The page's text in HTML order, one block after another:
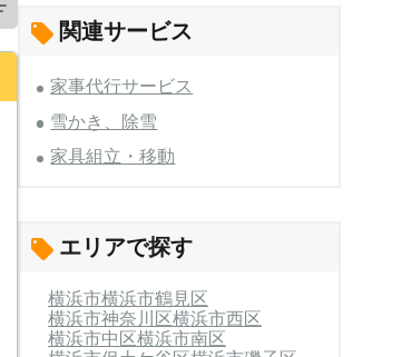
関連サービス
家事代行サービス
雪かき、除雪
家具組立・移動
エリアで探す
横浜市横浜市鶴見区
横浜市神奈川区横浜市西区
横浜市中区横浜市南区